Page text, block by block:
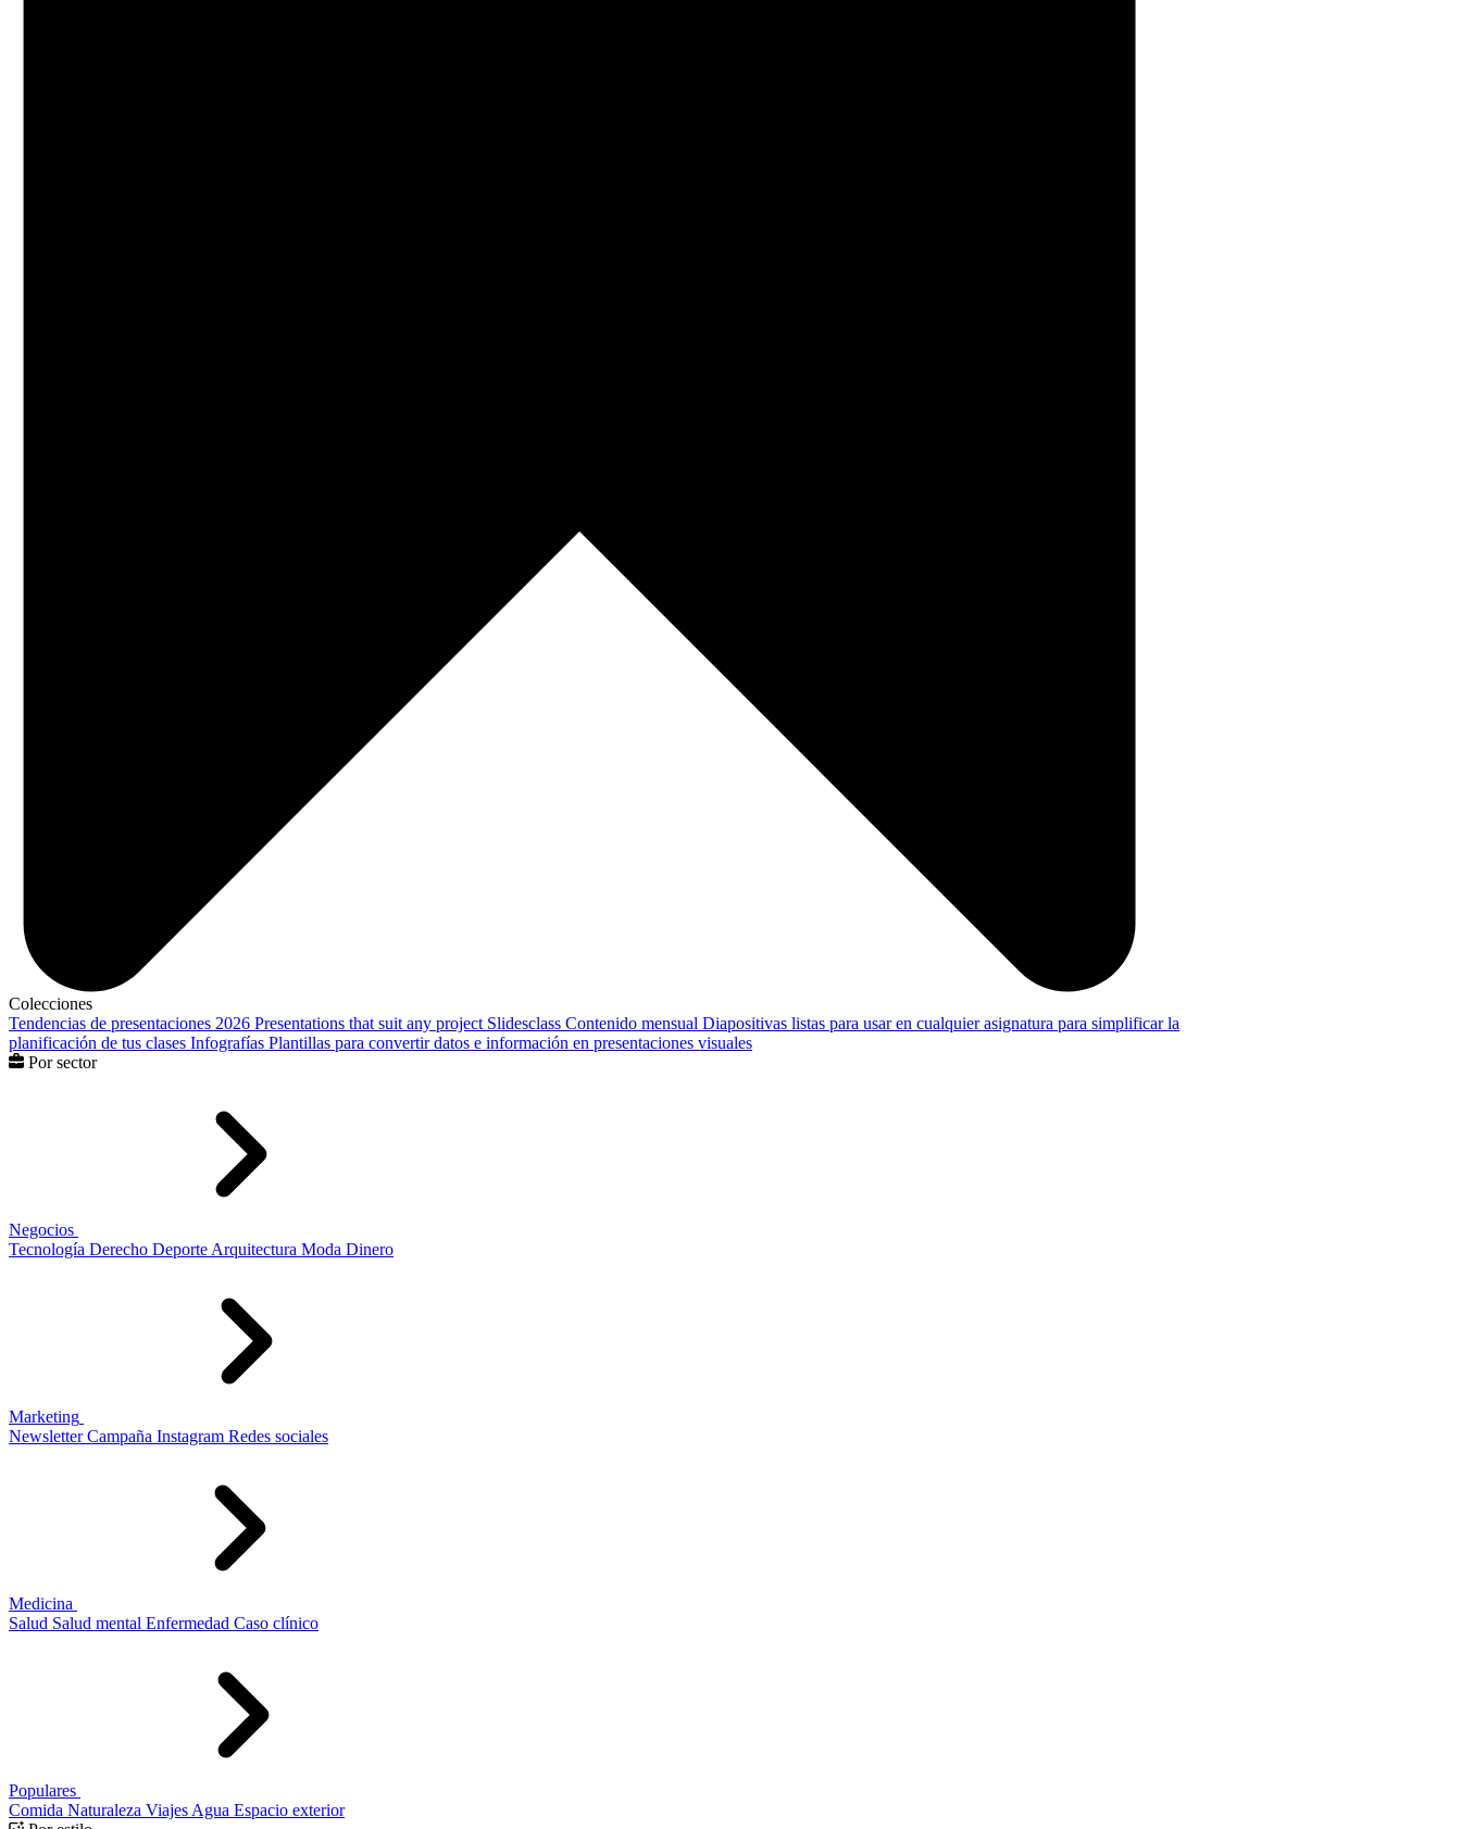
Colecciones
Tendencias de presentaciones 2026 Presentations that suit any project Slidesclass Contenido mensual Diapositivas listas para usar en cualquier asignatura para simplificar la
planificación de tus clases Infografías Plantillas para convertir datos e información en presentaciones visuales
Por sector
Negocios
Tecnología Derecho Deporte Arquitectura Moda Dinero
Marketing
Newsletter Campaña Instagram Redes sociales
Medicina
Salud Salud mental Enfermedad Caso clínico
Populares
Comida Naturaleza Viajes Agua Espacio exterior